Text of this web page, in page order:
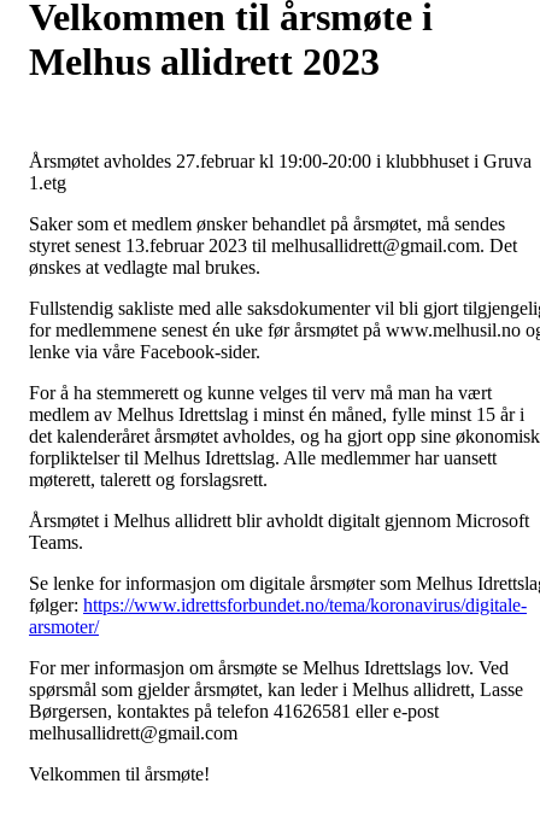
Velkommen til årsmøte i
Melhus allidrett 2023
Årsmøtet avholdes 27.februar kl 19:00-20:00 i klubbhuset i Gruva
1.etg
Saker som et medlem ønsker behandlet på årsmøtet, må sendes
styret senest 13.februar 2023 til melhusallidrett@gmail.com. Det
ønskes at vedlagte mal brukes.
Fullstendig sakliste med alle saksdokumenter vil bli gjort
for medlemmene senest én uke før årsmøtet på www.melhusil.no
lenke via våre Facebook-sider.
For å ha stemmerett og kunne velges til verv må man ha vært
medlem av Melhus Idrettslag i minst én måned, fylle minst 15 år i
det kalenderåret årsmøtet avholdes, og ha gjort opp sine
forpliktelser til Melhus Idrettslag. Alle medlemmer har uansett
møterett, talerett og forslagsrett.
Årsmøtet i Melhus allidrett blir avholdt digitalt gjennom Microsoft
Teams.
Se lenke for informasjon om digitale årsmøter som Melhus
følger: https://www.idrettsforbundet.no/tema/koronavirus/digitale-
arsmoter/
For mer informasjon om årsmøte se Melhus Idrettslags lov. Ved
spørsmål som gjelder årsmøtet, kan leder i Melhus allidrett, Lasse
Børgersen, kontaktes på telefon 41626581 eller e-post
melhusallidrett@gmail.com
Velkommen til årsmøte!